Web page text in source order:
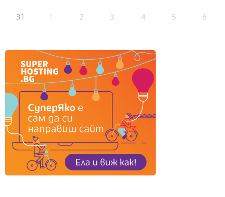
31 1 2 3 4 5 6